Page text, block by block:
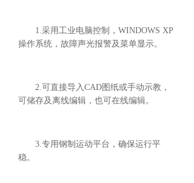
1.采用工业电脑控制，WINDOWS XP
操作系统，故障声光报警及菜单显示。
2.可直接导入CAD图纸或手动示教，
可储存及离线编辑，也可在线编辑。
3.专用钢制运动平台，确保运行平
稳。